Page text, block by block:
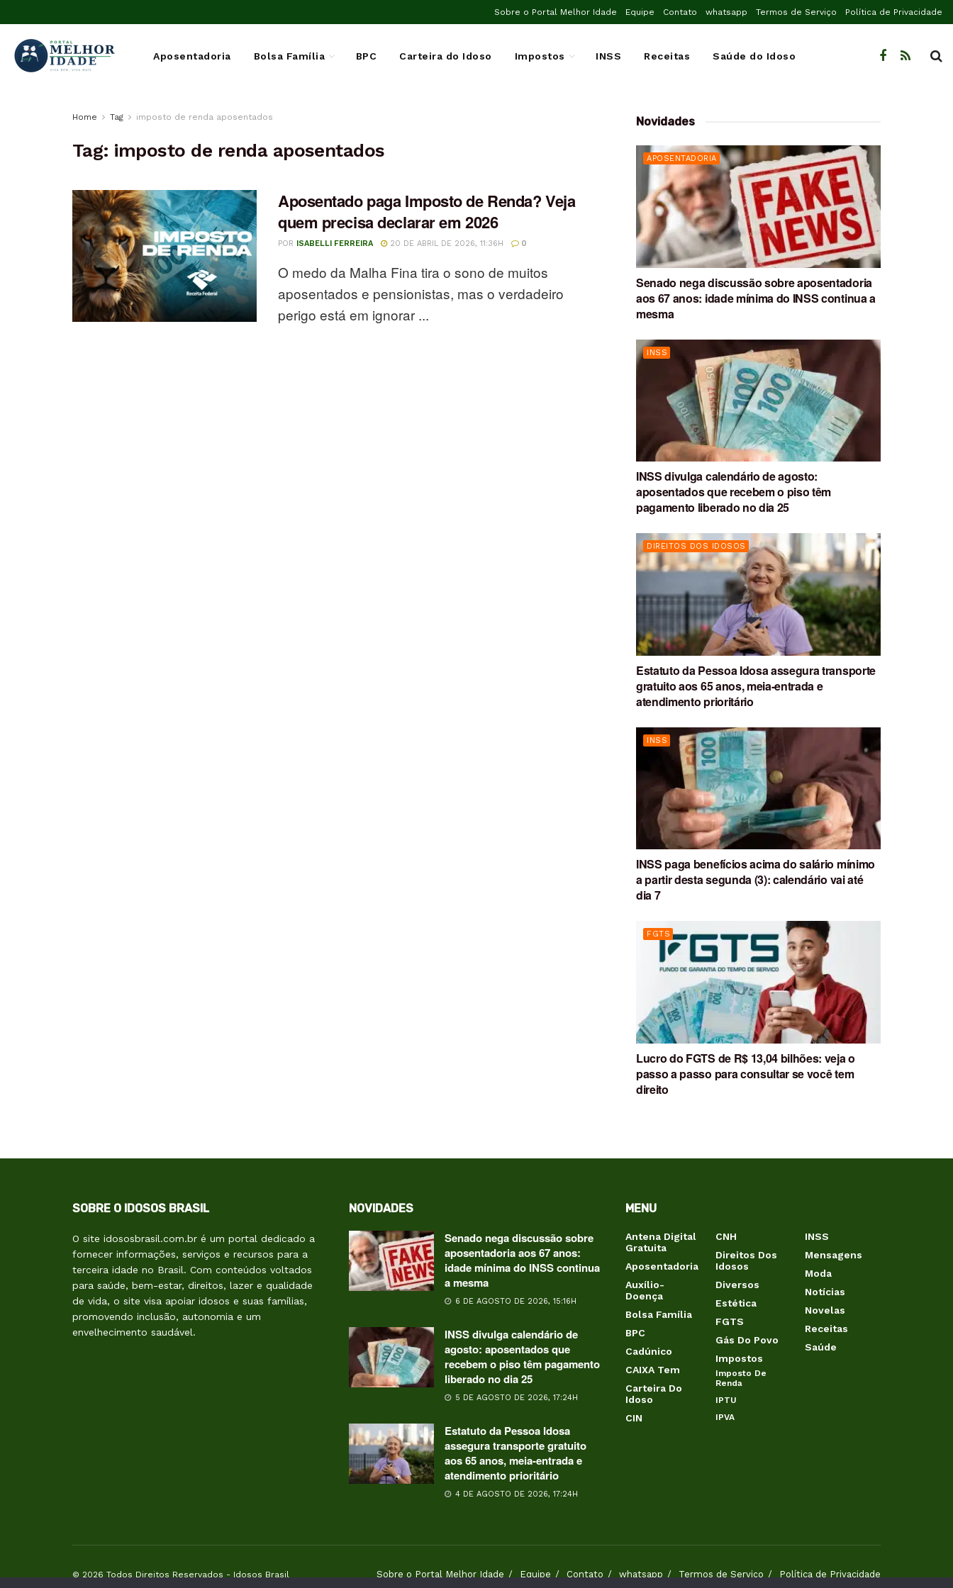
Sobre o Portal Melhor Idade Equipe Contato whatsapp Termos de Serviço Política de Privacidade
Aposentadoria Bolsa Família BPC Carteira do Idoso Impostos INSS Receitas Saúde do Idoso
Home Tag imposto de renda aposentados
Tag: imposto de renda aposentados
Aposentado paga Imposto de Renda? Veja
quem precisa declarar em 2026
POR ISABELLI FERREIRA 20 DE ABRIL DE 2026, 11:36H 0
O medo da Malha Fina tira o sono de muitos
aposentados e pensionistas, mas o verdadeiro
perigo está em ignorar ...
Novidades
APOSENTADORIA
Senado nega discussão sobre aposentadoria
aos 67 anos: idade mínima do INSS continua a
mesma
INSS
INSS divulga calendário de agosto:
aposentados que recebem o piso têm
pagamento liberado no dia 25
DIREITOS DOS IDOSOS
Estatuto da Pessoa Idosa assegura transporte
gratuito aos 65 anos, meia-entrada e
atendimento prioritário
INSS
INSS paga benefícios acima do salário mínimo
a partir desta segunda (3): calendário vai até
dia 7
FGTS
Lucro do FGTS de R$ 13,04 bilhões: veja o
passo a passo para consultar se você tem
direito
SOBRE O IDOSOS BRASIL
O site idososbrasil.com.br é um portal dedicado a
fornecer informações, serviços e recursos para a
terceira idade no Brasil. Com conteúdos voltados
para saúde, bem-estar, direitos, lazer e qualidade
de vida, o site visa apoiar idosos e suas famílias,
promovendo inclusão, autonomia e um
envelhecimento saudável.
NOVIDADES
Senado nega discussão sobre
aposentadoria aos 67 anos:
idade mínima do INSS continua
a mesma
6 DE AGOSTO DE 2026, 15:16H
INSS divulga calendário de
agosto: aposentados que
recebem o piso têm pagamento
liberado no dia 25
5 DE AGOSTO DE 2026, 17:24H
Estatuto da Pessoa Idosa
assegura transporte gratuito
aos 65 anos, meia-entrada e
atendimento prioritário
4 DE AGOSTO DE 2026, 17:24H
MENU
Antena Digital
Gratuita
Aposentadoria
Auxílio-
Doença
Bolsa Família
BPC
Cadúnico
CAIXA Tem
Carteira Do
Idoso
CIN
CNH
Direitos Dos
Idosos
Diversos
Estética
FGTS
Gás Do Povo
Impostos
Imposto De
Renda
IPTU
IPVA
INSS
Mensagens
Moda
Notícias
Novelas
Receitas
Saúde
Sobre o Portal Melhor Idade Equipe Contato whatsapp Termos de Serviço Política de Privacidade
© 2026 Todos Direitos Reservados - Idosos Brasil